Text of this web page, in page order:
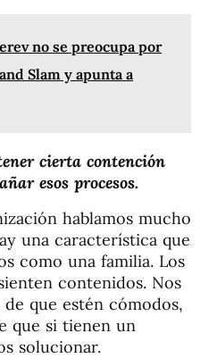
no se preocupa por
Slam y apunta a
cierta contención
esos procesos.
hablamos mucho
una característica que
como una familia. Los
contenidos. Nos
que estén cómodos,
que si tienen un
solucionar.